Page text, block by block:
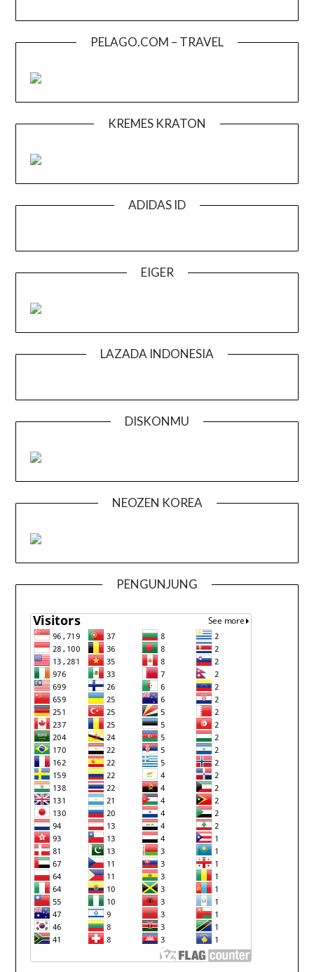
PELAGO.COM – TRAVEL
KREMES KRATON
ADIDAS ID
EIGER
LAZADA INDONESIA
DISKONMU
NEOZEN KOREA
PENGUNJUNG